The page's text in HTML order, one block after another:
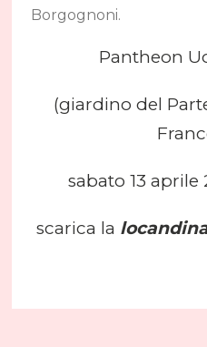
Borgognoni.
Pantheon
(giardino del
sabato 13 aprile
scarica la